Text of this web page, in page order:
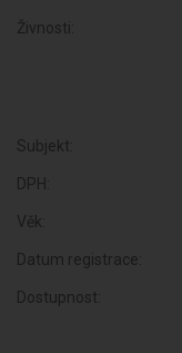
Živnosti:
Subjekt:
DPH:
Věk:
Datum registrace:
Dostupnost: